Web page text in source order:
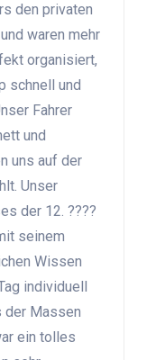
den privaten
waren mehr
organisiert,
schnell und
Fahrer
und
uns auf der
Unser
der 12. ????
seinem
Wissen
individuell
der Massen
ein tolles